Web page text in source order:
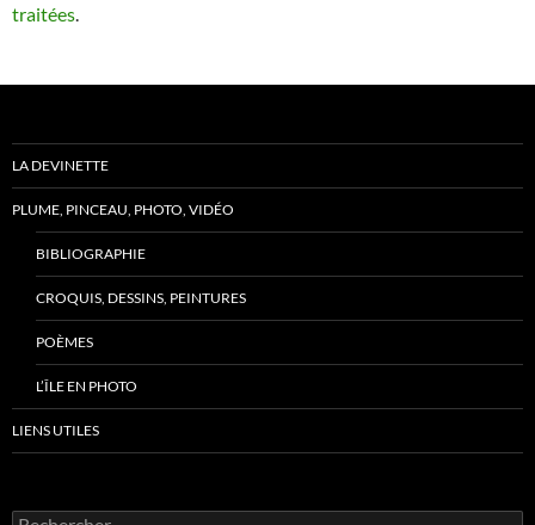
traitées.
LA DEVINETTE
PLUME, PINCEAU, PHOTO, VIDÉO
BIBLIOGRAPHIE
CROQUIS, DESSINS, PEINTURES
POÈMES
L’ÎLE EN PHOTO
LIENS UTILES